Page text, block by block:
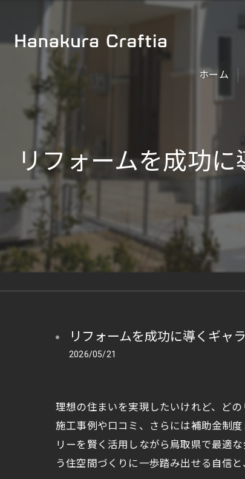
ホーム
リフォームを成功
リフォームを成功に導くギャ
2026/05/21
理想の住まいを実現したいけれど、ど
施工事例や口コミ、さらには補助金制
リーを賢く活用しながら鳥取県で最適
う住空間づくりに一歩踏み出せる自信